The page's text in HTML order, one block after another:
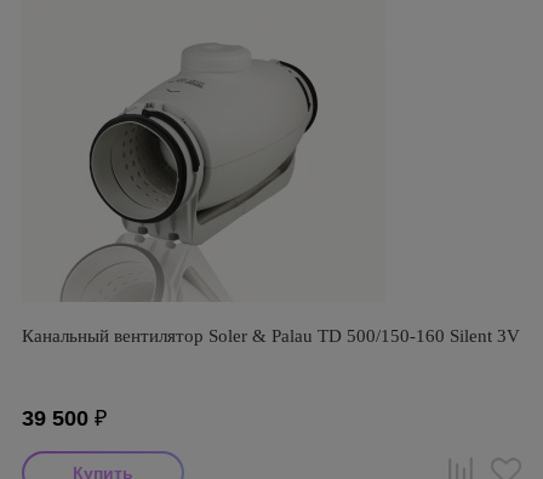
Канальный вентилятор Soler & Palau TD 500/150-160 Silent 3V
39 500 ₽